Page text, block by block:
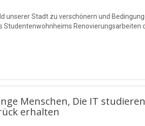
unserer Stadt zu verschönern und
Studentenwohnheims Renovierungsarbeiten
Menschen, Die IT
erhalten